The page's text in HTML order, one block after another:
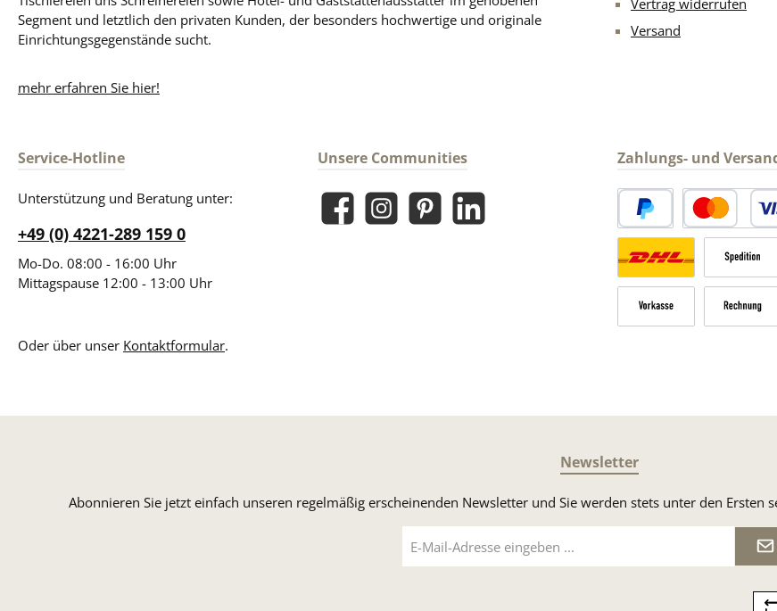
Segment und letztlich den privaten Kunden, der besonders hochwertige und originale
Einrichtungsgegenstände sucht.
mehr erfahren Sie hier!
Vertrag widerrufen
Versand
Service-Hotline
Unterstützung und Beratung unter:
+49 (0) 4221-289 159 0
Mo-Do. 08:00 - 16:00 Uhr
Mittagspause 12:00 - 13:00 Uhr
Oder über unser Kontaktformular.
Unsere Communities
FacebookInstagramPinterestLinkedIn
Zahlungs- und
PayPal Kredit- oder
VersandkostenSperrgut
Newsletter
Abonnieren Sie jetzt einfach unseren regelmäßig erscheinenden Newsletter und Sie werden stets unter den
Mail-
Adresse